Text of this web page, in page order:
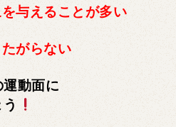
与えることが多い
がらない
動面に